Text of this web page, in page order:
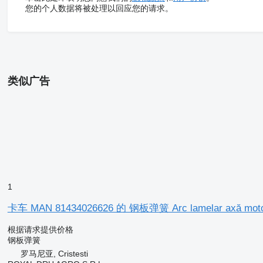
您的个人数据将被处理以回应您的请求。
类似广告
1
卡车 MAN 81434026626 的 钢板弹簧 Arc lamelar axă
根据请求提供价格
钢板弹簧
罗马尼亚, Cristesti